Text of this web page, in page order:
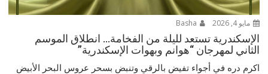
مايو 4, 2026
الإسكندرية تستعد لليلة من الفخامة… انطلاق الموسم
الثاني لمهرجان “هوانم وبهوات الإسكندرية”
اكرم دره في أجواء تفيض بالرقي وتنبض بسحر عروس البحر الأبيض